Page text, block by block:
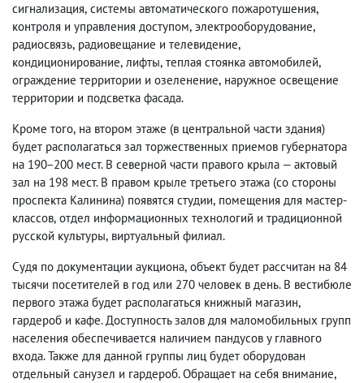
сигнализация, системы автоматического пожаротушения,
контроля и управления доступом, электрооборудование,
радиосвязь, радиовещание и телевидение,
кондиционирование, лифты, теплая стоянка автомобилей,
ограждение территории и озеленение, наружное освещение
территории и подсветка фасада.
Кроме того, на втором этаже (в центральной части здания)
будет располагаться зал торжественных приемов губернатора
на 190−200 мест. В северной части правого крыла — актовый
зал на 198 мест. В правом крыле третьего этажа (со стороны
проспекта Калинина) появятся студии, помещения для мастер-
классов, отдел информационных технологий и традиционной
русской культуры, виртуальный филиал.
Судя по документации аукциона, объект будет рассчитан на 84
тысячи посетителей в год или 270 человек в день. В вестибюле
первого этажа будет располагаться книжный магазин,
гардероб и кафе. Доступность залов для маломобильных групп
населения обеспечивается наличием пандусов у главного
входа. Также для данной группы лиц будет оборудован
отдельный санузел и гардероб. Обращает на себя внимание,